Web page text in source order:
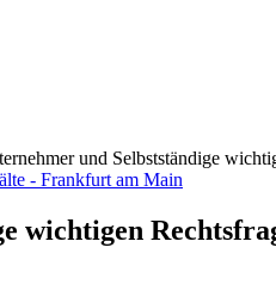
und Selbstständige
wichtigen